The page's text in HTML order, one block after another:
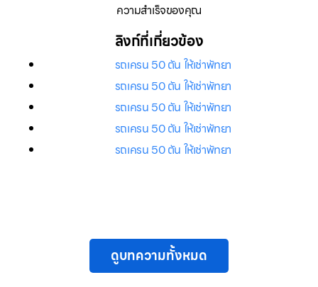
ความสำเร็จของคุณ
ลิงก์ที่เกี่ยวข้อง
รถเครน 50 ตัน ให้เช่าพัทยา
รถเครน 50 ตัน ให้เช่าพัทยา
รถเครน 50 ตัน ให้เช่าพัทยา
รถเครน 50 ตัน ให้เช่าพัทยา
รถเครน 50 ตัน ให้เช่าพัทยา
ดูบทความทั้งหมด